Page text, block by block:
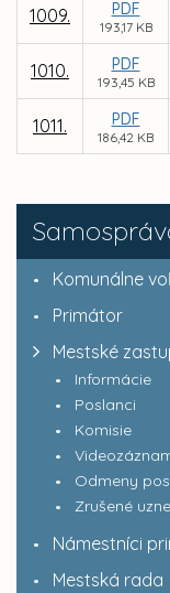
Komunálne
Primátor
Mestské
Informácie
Poslanci
Komisie
Odmeny
Zrušené
Námestníci
Mestská rada
1009. PDF
193,17 KB
1010. PDF
193,45 KB
1011. PDF
186,42 KB